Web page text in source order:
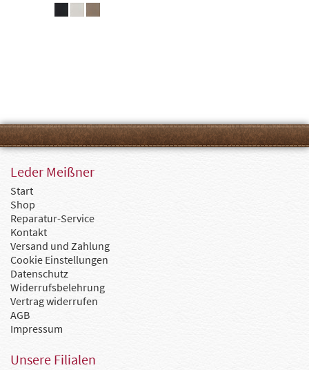
Leder Meißner
Start
Shop
Reparatur-Service
Kontakt
Versand und Zahlung
Cookie Einstellungen
Datenschutz
Widerrufsbelehrung
Vertrag widerrufen
AGB
Impressum
Unsere Filialen